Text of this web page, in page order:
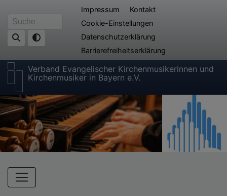
zum
Inhalt
Suche
Fußbereichsmenü
Impressum
Kontakt
Cookie-Einstellungen
Datenschutzerklärung
Barrierefreiheitserklärung
Verband Evangelischer Kirchenmusikerinnen und
Kirchenmusiker in Bayern e.V.
Hauptnavigation